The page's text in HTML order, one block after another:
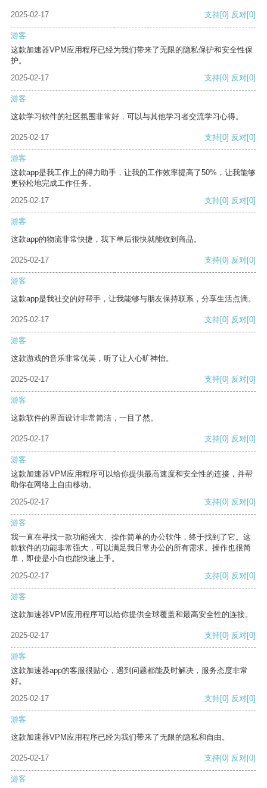
2025-02-17 支持[0] 反对[0]
游客
这款加速器VPM应用程序已经为我们带来了无限的隐私保护和安全性保
护。
2025-02-17
支持[0] 反对[0]
游客
这款学习软件的社区氛围非常好，可以与其他学习者交流学习心得。
2025-02-17 支持[0] 反对[0]
游客
这款app是我工作上的得力助手，让我的工作效率提高了50%，让我能够
更轻松地完成工作任务。
2025-02-17
支持[0] 反对[0]
游客
这款app的物流非常快捷，我下单后很快就能收到商品。
2025-02-17 支持[0] 反对[0]
游客
这款app是我社交的好帮手，让我能够与朋友保持联系，分享生活点滴。
2025-02-17 支持[0] 反对[0]
游客
这款游戏的音乐非常优美，听了让人心旷神怡。
2025-02-17 支持[0] 反对[0]
游客
这款软件的界面设计非常简洁，一目了然。
2025-02-17 支持[0] 反对[0]
游客
这款加速器VPM应用程序可以给你提供最高速度和安全性的连接，并帮
助你在网络上自由移动。
2025-02-17
支持[0] 反对[0]
游客
我一直在寻找一款功能强大、操作简单的办公软件，终于找到了它。这
款软件的功能非常强大，可以满足我日常办公的所有需求。操作也很简
单，即使是小白也能快速上手。
2025-02-17
支持[0] 反对[0]
游客
这款加速器VPM应用程序可以给你提供全球覆盖和最高安全性的连接。
2025-02-17 支持[0] 反对[0]
游客
这款加速器app的客服很贴心，遇到问题都能及时解决，服务态度非常
好。
2025-02-17
支持[0] 反对[0]
游客
这款加速器VPM应用程序已经为我们带来了无限的隐私和自由。
2025-02-17 支持[0] 反对[0]
游客